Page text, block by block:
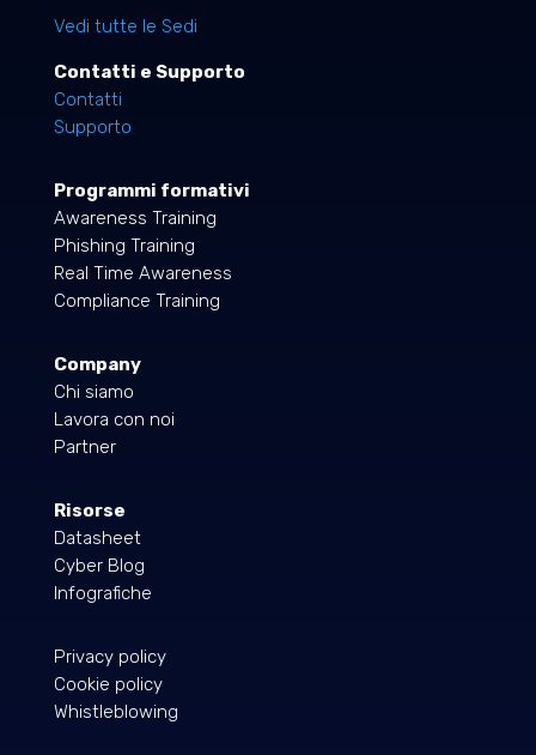
Vedi tutte le Sedi
Contatti e Supporto
Contatti
Supporto
Programmi formativi
Awareness Training
Phishing Training
Real Time Awareness
Compliance Training
Company
Chi siamo
Lavora con noi
Partner
Risorse
Datasheet
Cyber Blog
Infografiche
Privacy policy
Cookie policy
Whistleblowing